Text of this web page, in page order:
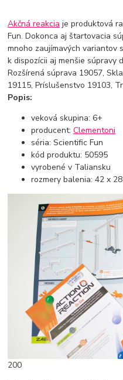
L.O.L. Surprise zvieratká
L.O.L.
L.O.L. Surprise domčeky
L.O.L.
L.O.L. Surprise zberateľské figúrky
Akčná reakcia je produktová
Fun. Dokonca aj štartovacia
mnoho zaujímavých variantov
k dispozícii aj menšie súpravy
Rozšírená súprava 19057,
19115, Príslušenstvo 19103,
Popis:
veková skupina: 6+
producent:Clementoni
séria: Scientific Fun
kód produktu: 50595
vyrobené v Taliansku
rozmery balenia: 42 x
200